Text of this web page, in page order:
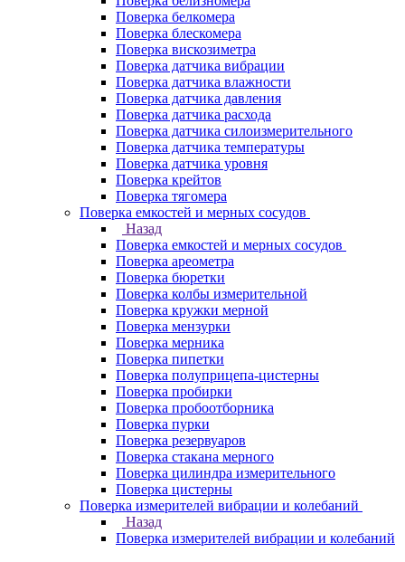
Поверка белкомера
Поверка блескомера
Поверка вискозиметра
Поверка датчика вибрации
Поверка датчика влажности
Поверка датчика давления
Поверка датчика расхода
Поверка датчика силоизмерительного
Поверка датчика температуры
Поверка датчика уровня
Поверка крейтов
Поверка тягомера
Поверка емкостей и мерных сосудов
Назад
Поверка емкостей и мерных сосудов
Поверка ареометра
Поверка бюретки
Поверка колбы измерительной
Поверка кружки мерной
Поверка мензурки
Поверка мерника
Поверка пипетки
Поверка полуприцепа-цистерны
Поверка пробирки
Поверка пробоотборника
Поверка пурки
Поверка резервуаров
Поверка стакана мерного
Поверка цилиндра измерительного
Поверка цистерны
Поверка измерителей вибрации и колебаний
Назад
Поверка измерителей вибрации и колебаний